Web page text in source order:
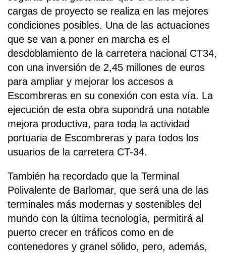
cargas de proyecto se realiza en las mejores
condiciones posibles. Una de las actuaciones
que se van a poner en marcha es el
desdoblamiento de la carretera nacional CT34,
con una inversión de 2,45 millones de euros
para ampliar y mejorar los accesos a
Escombreras en su conexión con esta vía. La
ejecución de esta obra supondrá una notable
mejora productiva, para toda la actividad
portuaria de Escombreras y para todos los
usuarios de la carretera CT-34.
También ha recordado que la Terminal
Polivalente de Barlomar, que será una de las
terminales más modernas y sostenibles del
mundo con la última tecnología, permitirá al
puerto crecer en tráficos como en de
contenedores y granel sólido, pero, además,